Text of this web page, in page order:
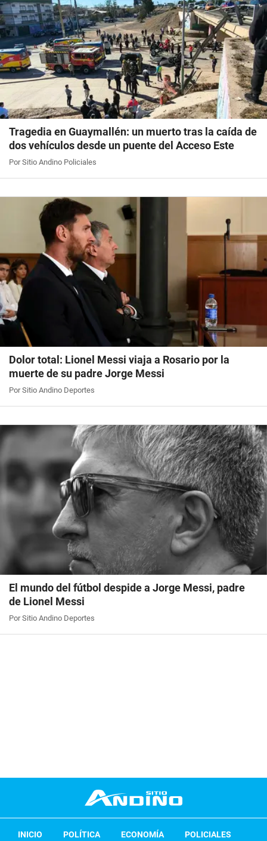
Tragedia en Guaymallén: un muerto tras la caída de
dos vehículos desde un puente del Acceso Este
Por Sitio Andino Policiales
Dolor total: Lionel Messi viaja a Rosario por la
muerte de su padre Jorge Messi
Por Sitio Andino Deportes
El mundo del fútbol despide a Jorge Messi, padre
de Lionel Messi
Por Sitio Andino Deportes
INICIO POLÍTICA ECONOMÍA POLICIALES